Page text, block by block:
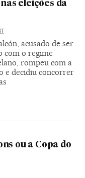
eleições da
acusado de ser
com o regime
rompeu com a
e decidiu concorrer
ou a Copa do